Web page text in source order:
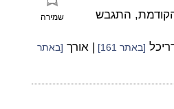
שמירה
התגבש
[באתר 161] | אורך [באתר